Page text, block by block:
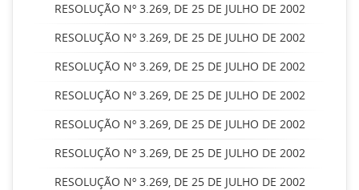
RESOLUÇÃO Nº 3.269, DE 25 DE JULHO DE 2002
RESOLUÇÃO Nº 3.269, DE 25 DE JULHO DE 2002
RESOLUÇÃO Nº 3.269, DE 25 DE JULHO DE 2002
RESOLUÇÃO Nº 3.269, DE 25 DE JULHO DE 2002
RESOLUÇÃO Nº 3.269, DE 25 DE JULHO DE 2002
RESOLUÇÃO Nº 3.269, DE 25 DE JULHO DE 2002
RESOLUÇÃO Nº 3.269, DE 25 DE JULHO DE 2002